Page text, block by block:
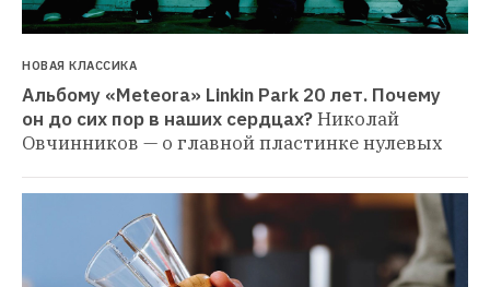
НОВАЯ КЛАССИКА
Альбому «Meteora» Linkin Park 20 лет. Почему
он до сих пор в наших сердцах?Николай
Овчинников — о главной пластинке нулевых